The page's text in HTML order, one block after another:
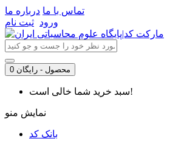
تماس با ما درباره ما
ورود ثبت نام
0 محصول - رایگان
سبد خرید شما خالی است!
نمایش منو
بانک کد